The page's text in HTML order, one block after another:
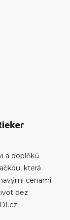
a doplňků
která
cenami.
bez